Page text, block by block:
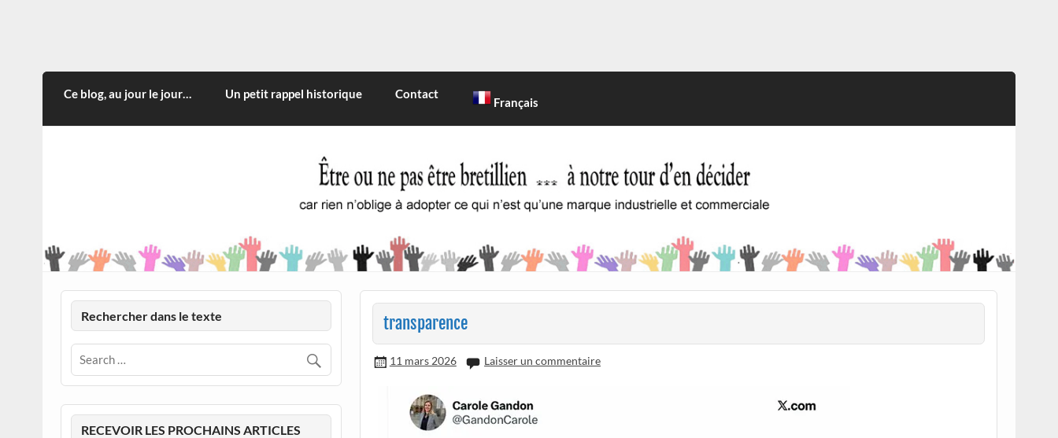
CITOYEN D'ILLE-ET-VILAINE
Ce blog, au jour le jour… Un petit rappel historique Contact
Français
transparence
11 mars 2026 Laisser un commentaire
Rechercher dans le texte
RECEVOIR LES PROCHAINS ARTICLES